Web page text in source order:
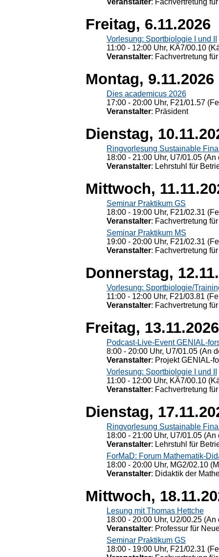
Veranstalter: Fachvertretung
Freitag, 6.11.2026
Vorlesung: Sportbiologie I und II
11:00 - 12:00 Uhr, KÄ7/00.10
Veranstalter: Fachvertretung
Montag, 9.11.2026
Dies academicus 2026
17:00 - 20:00 Uhr, F21/01.57
Veranstalter: Präsident
Dienstag,
Ringvorlesung Sustainable
18:00 - 21:00 Uhr, U7/01.05
Veranstalter: Lehrstuhl für
Mittwoch,
Seminar Praktikum GS
18:00 - 19:00 Uhr, F21/02.31
Veranstalter: Fachvertretung
Seminar Praktikum MS
19:00 - 20:00 Uhr, F21/02.31
Veranstalter: Fachvertretung
Donnerstag,
Vorlesung: Sportbiologie/
11:00 - 12:00 Uhr, F21/03.81
Veranstalter: Fachvertretung
Freitag, 13.11.2026
Podcast-Live-Event GENIAL-
8:00 - 20:00 Uhr, U7/01.05 (An
Veranstalter: Projekt GENIAL-
Vorlesung: Sportbiologie I und II
11:00 - 12:00 Uhr, KÄ7/00.10
Veranstalter: Fachvertretung
Dienstag,
Ringvorlesung Sustainable
18:00 - 21:00 Uhr, U7/01.05
Veranstalter: Lehrstuhl für
ForMaD: Forum Mathematik-
18:00 - 20:00 Uhr, MG2/02.10
Veranstalter: Didaktik der
Mittwoch,
Lesung mit Thomas Hettche
18:00 - 20:00 Uhr, U2/00.25
Veranstalter: Professur für
Seminar Praktikum GS
18:00 - 19:00 Uhr, F21/02.31